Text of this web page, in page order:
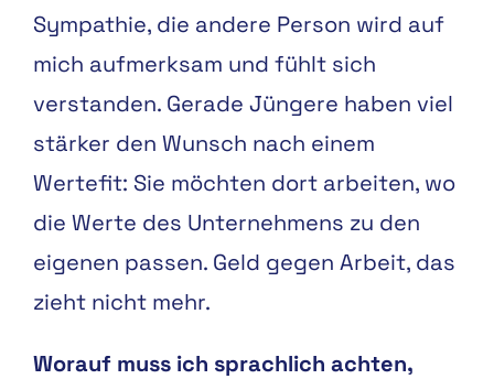
Sympathie, die andere Person wird auf
mich aufmerksam und fühlt sich
verstanden. Gerade Jüngere haben viel
stärker den Wunsch nach einem
Wertefit: Sie möchten dort arbeiten, wo
die Werte des Unternehmens zu den
eigenen passen. Geld gegen Arbeit, das
zieht nicht mehr.
Worauf muss ich sprachlich achten,